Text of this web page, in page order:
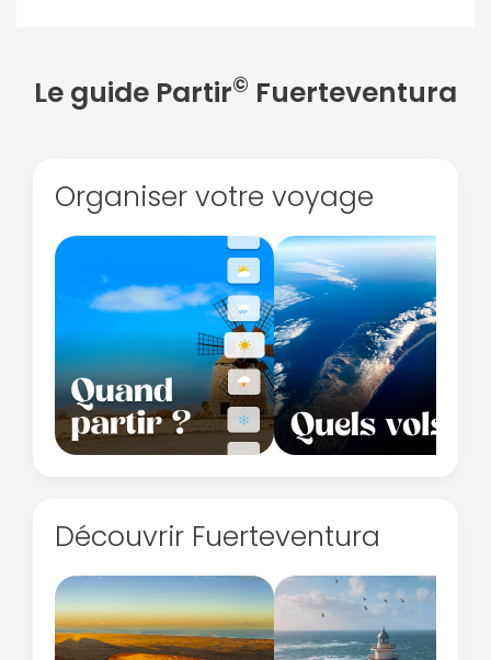
Le guide Partir© Fuerteventura
Organiser votre voyage
Découvrir Fuerteventura